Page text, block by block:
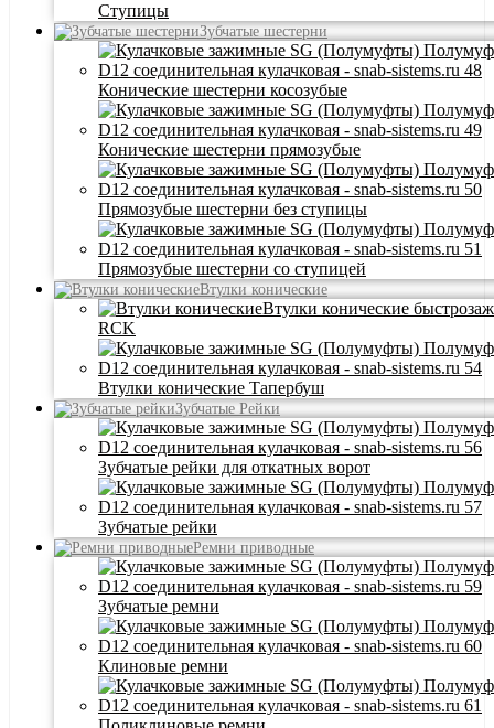
Ступицы
Зубчатые шестерни
Конические шестерни косозубые
Конические шестерни прямозубые
Прямозубые шестерни без ступицы
Прямозубые шестерни со ступицей
Втулки конические
Втулки конические
RCK
Втулки конические Тапербуш
Зубчатые Рейки
Зубчатые рейки для откатных ворот
Зубчатые рейки
Ремни приводные
Зубчатые ремни
Клиновые ремни